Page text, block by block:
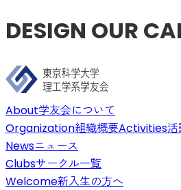
DESIGN OUR
About学友会について
Organization組織概要Activities
Newsニュース
Clubsサークル一覧
Welcome新入生の方へ